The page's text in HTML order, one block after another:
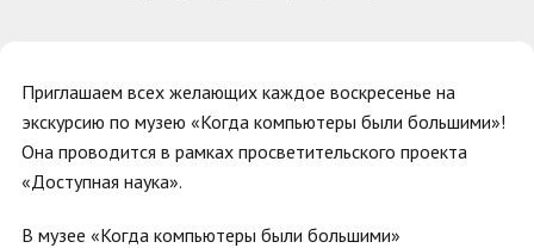
Приглашаем всех желающих каждое воскресенье на
экскурсию по музею «Когда компьютеры были большими»!
Она проводится в рамках просветительского проекта
«Доступная наука».
В музее «Когда компьютеры были большими»